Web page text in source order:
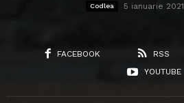
Codlea 5 ianuarie 2021
FACEBOOK RSS
YOUTUBE